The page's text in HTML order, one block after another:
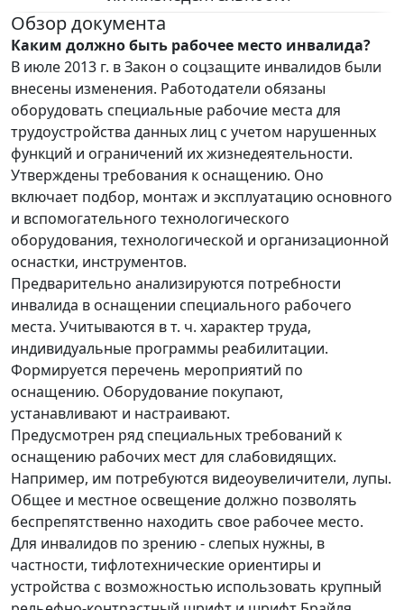
Обзор документа
Каким должно быть рабочее место инвалида?
В июле 2013 г. в Закон о соцзащите инвалидов были
внесены изменения. Работодатели обязаны
оборудовать специальные рабочие места для
трудоустройства данных лиц с учетом нарушенных
функций и ограничений их жизнедеятельности.
Утверждены требования к оснащению. Оно
включает подбор, монтаж и эксплуатацию основного
и вспомогательного технологического
оборудования, технологической и организационной
оснастки, инструментов.
Предварительно анализируются потребности
инвалида в оснащении специального рабочего
места. Учитываются в т. ч. характер труда,
индивидуальные программы реабилитации.
Формируется перечень мероприятий по
оснащению. Оборудование покупают,
устанавливают и настраивают.
Предусмотрен ряд специальных требований к
оснащению рабочих мест для слабовидящих.
Например, им потребуются видеоувеличители, лупы.
Общее и местное освещение должно позволять
беспрепятственно находить свое рабочее место.
Для инвалидов по зрению - слепых нужны, в
частности, тифлотехнические ориентиры и
устройства с возможностью использовать крупный